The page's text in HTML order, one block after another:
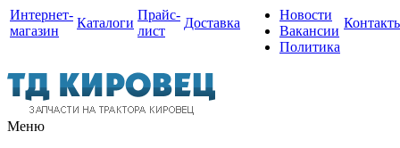
Интернет-
магазин
Каталоги
Прайс-
лист
Доставка
Новости
Вакансии
Политика
Меню